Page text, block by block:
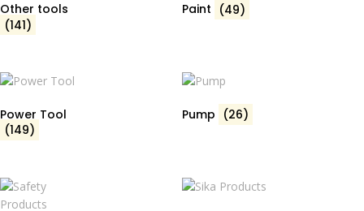
Other tools
(141)
Paint (49)
Power Tool
(149)
Pump (26)